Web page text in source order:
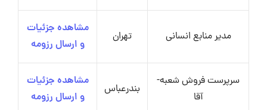
مدیر منابع انسانی تهران
مشاهده جزئیات
و ارسال رزومه
سرپرست فروش شعبه-
آقا
بندرعباس
مشاهده جزئیات
و ارسال رزومه